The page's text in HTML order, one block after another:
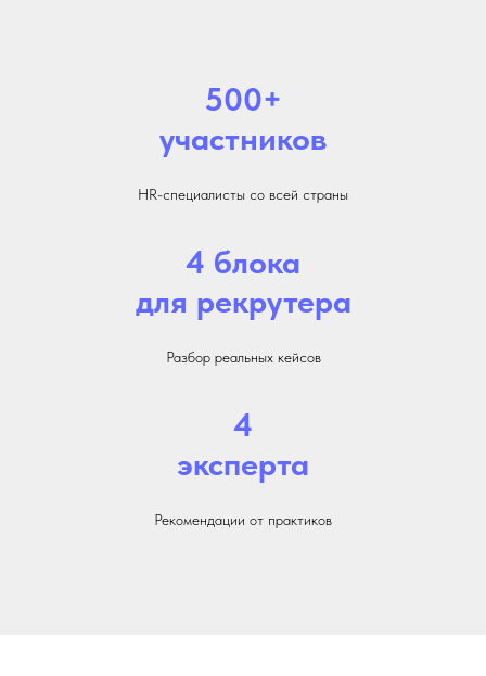
500+
участников
HR-специалисты со всей страны
4 блока
для рекрутера
Разбор реальных кейсов
4
эксперта
Рекомендации от практиков